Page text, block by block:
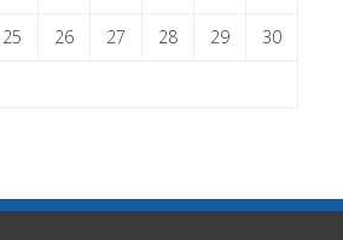
25 26 27 28 29 30